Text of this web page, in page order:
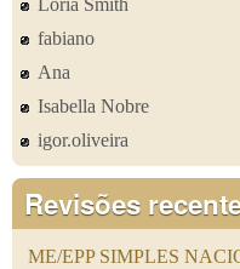
fabiano
Ana
Isabella Nobre
igor.oliveira
Revisões
ME/EPP SIMPLES